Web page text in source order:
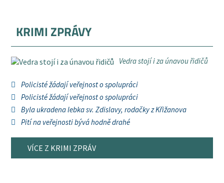
KRIMI ZPRÁVY
Vedra stojí i za únavou řidičů
Policisté žádají veřejnost o spolupráci
Policisté žádají veřejnost o spolupráci
Byla ukradena lebka sv. Zdislavy, rodačky z Křižanova
Pití na veřejnosti bývá hodně drahé
VÍCE Z KRIMI ZPRÁV